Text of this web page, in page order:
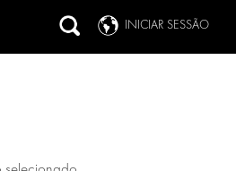
INICIAR SESSÃO